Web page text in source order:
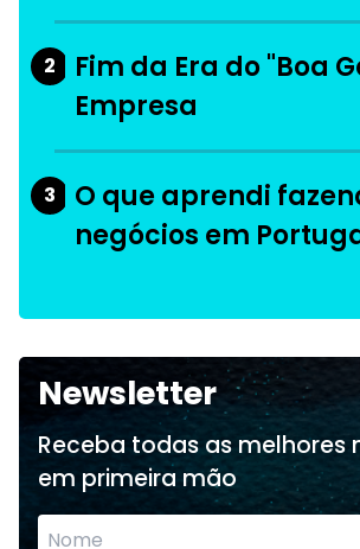
2
Fim da Era do "Boa
Empresa
3
O que aprendi
negócios em
Newsletter
Receba todas as melhores
em primeira mão